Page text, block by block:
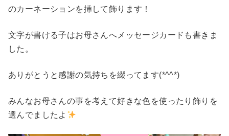
のカーネーションを挿して飾ります！
文字が書ける子はお母さんへメッセージカードも書きま
した。
ありがとうと感謝の気持ちを綴ってます(*^^*)
みんなお母さんの事を考えて好きな色を使ったり飾りを
選んでましたよ